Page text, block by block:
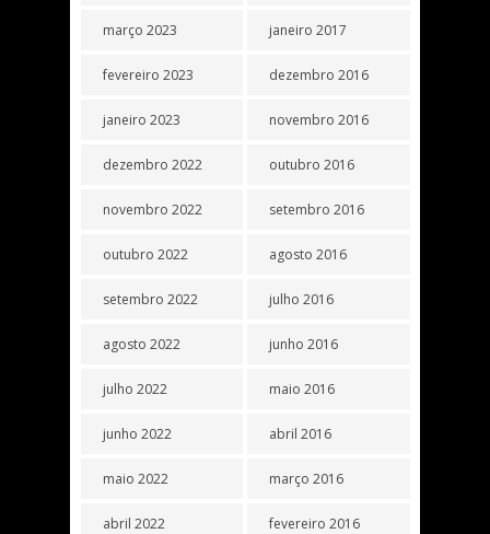
março 2023
fevereiro 2023
janeiro 2023
dezembro 2022
novembro 2022
outubro 2022
setembro 2022
agosto 2022
julho 2022
junho 2022
maio 2022
abril 2022
janeiro 2017
dezembro 2016
novembro 2016
outubro 2016
setembro 2016
agosto 2016
julho 2016
junho 2016
maio 2016
abril 2016
março 2016
fevereiro 2016